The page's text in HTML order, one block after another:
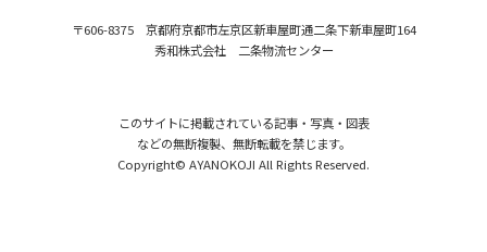
〒606-8375 京都府京都市左京区新車屋町通二条下新車屋町164
秀和株式会社 二条物流センター
このサイトに掲載されている記事・写真・図表
などの無断複製、無断転載を禁じます。
Copyright© AYANOKOJI All Rights Reserved.